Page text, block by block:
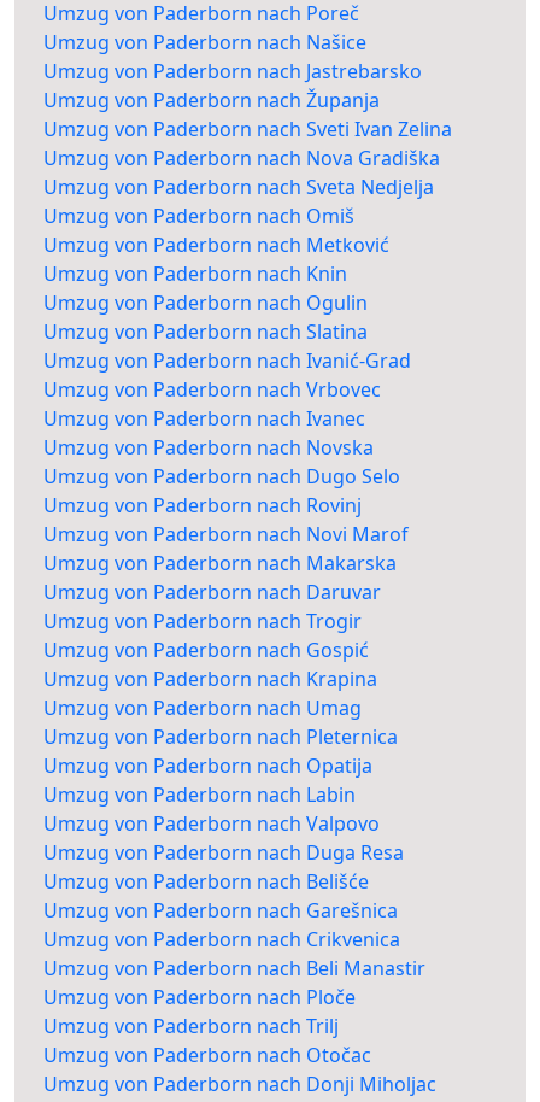
Umzug von Paderborn nach Poreč
Umzug von Paderborn nach Našice
Umzug von Paderborn nach Jastrebarsko
Umzug von Paderborn nach Županja
Umzug von Paderborn nach Sveti Ivan Zelina
Umzug von Paderborn nach Nova Gradiška
Umzug von Paderborn nach Sveta Nedjelja
Umzug von Paderborn nach Omiš
Umzug von Paderborn nach Metković
Umzug von Paderborn nach Knin
Umzug von Paderborn nach Ogulin
Umzug von Paderborn nach Slatina
Umzug von Paderborn nach Ivanić-Grad
Umzug von Paderborn nach Vrbovec
Umzug von Paderborn nach Ivanec
Umzug von Paderborn nach Novska
Umzug von Paderborn nach Dugo Selo
Umzug von Paderborn nach Rovinj
Umzug von Paderborn nach Novi Marof
Umzug von Paderborn nach Makarska
Umzug von Paderborn nach Daruvar
Umzug von Paderborn nach Trogir
Umzug von Paderborn nach Gospić
Umzug von Paderborn nach Krapina
Umzug von Paderborn nach Umag
Umzug von Paderborn nach Pleternica
Umzug von Paderborn nach Opatija
Umzug von Paderborn nach Labin
Umzug von Paderborn nach Valpovo
Umzug von Paderborn nach Duga Resa
Umzug von Paderborn nach Belišće
Umzug von Paderborn nach Garešnica
Umzug von Paderborn nach Crikvenica
Umzug von Paderborn nach Beli Manastir
Umzug von Paderborn nach Ploče
Umzug von Paderborn nach Trilj
Umzug von Paderborn nach Otočac
Umzug von Paderborn nach Donji Miholjac